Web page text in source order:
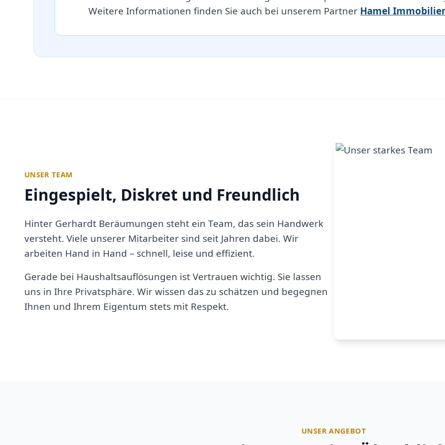
Weitere Informationen finden Sie auch bei unserem Partner Hamel
UNSER TEAM
Eingespielt, Diskret und Freundlich
Hinter Gerhardt Beräumungen steht ein Team, das sein Handwerk
versteht. Viele unserer Mitarbeiter sind seit Jahren dabei. Wir
arbeiten Hand in Hand – schnell, leise und effizient.
Gerade bei Haushaltsauflösungen ist Vertrauen wichtig. Sie lassen
uns in Ihre Privatsphäre. Wir wissen das zu schätzen und begegnen
Ihnen und Ihrem Eigentum stets mit Respekt.
UNSER ANGEBOT